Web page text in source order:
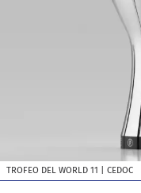
TROFEO DEL WORLD 11 | CEDOC